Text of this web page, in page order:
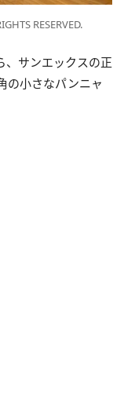
RESERVED.
、サンエックスの正
の小さなパンニャ